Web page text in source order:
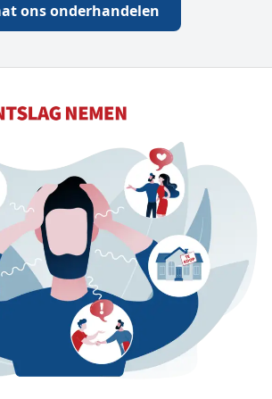
ons onderhandelen